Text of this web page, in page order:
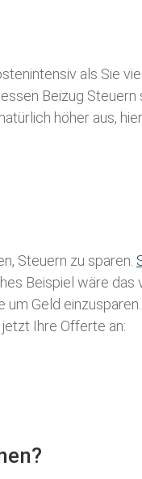
als Sie
Beizug
höher aus,
Steuern zu sparen.
Beispiel wäre
Geld
Ihre Offerte an: